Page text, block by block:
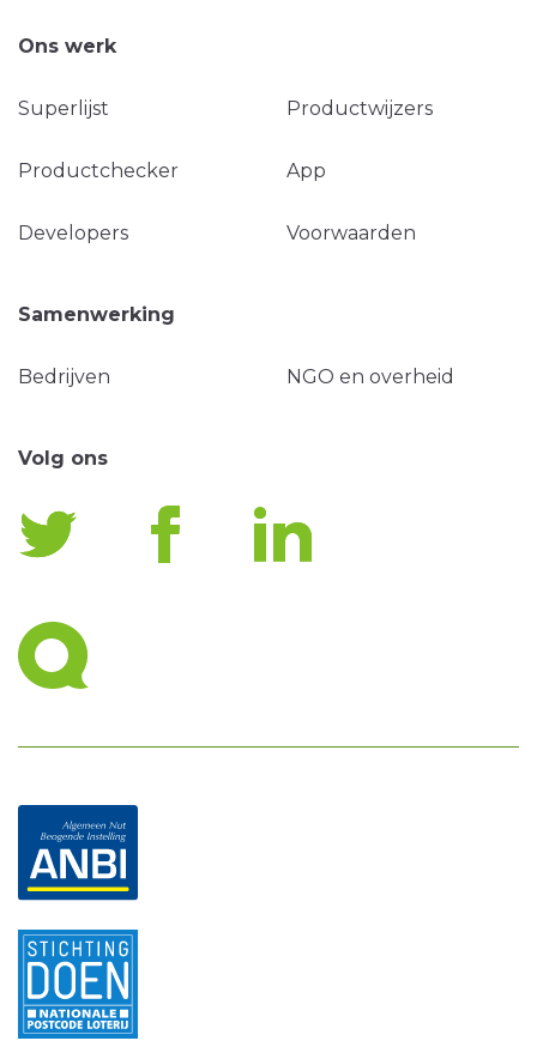
Ons werk
Superlijst Productwijzers
Productchecker App
Developers Voorwaarden
Samenwerking
Bedrijven NGO en overheid
Volg ons